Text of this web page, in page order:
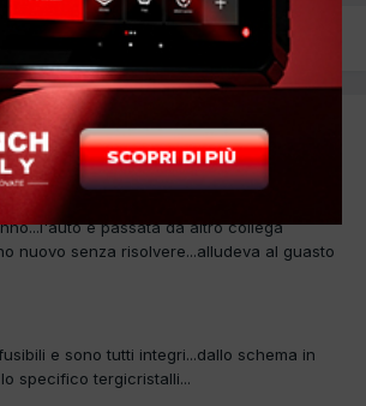
AVANTI
Pagina 1 di 2
2017
arrivata questa car con i tergicristalli
è passata da altro collega
nuovo senza risolvere...alludeva al guasto
e sono tutti integri...dallo schema in
specifico tergicristalli...